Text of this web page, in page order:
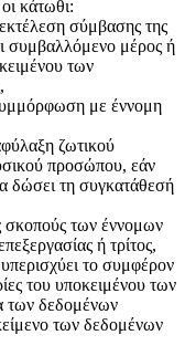
κάτωθι:
σύμβασης της
συμβαλλόμενο μέρος ή
των
με έννομη
ζωτικού
προσώπου, εάν
δώσει τη συγκατάθεσή
σκοπούς των έννομων
ή τρίτος,
το συμφέρον
του υποκειμένου των
των δεδομένων
των δεδομένων